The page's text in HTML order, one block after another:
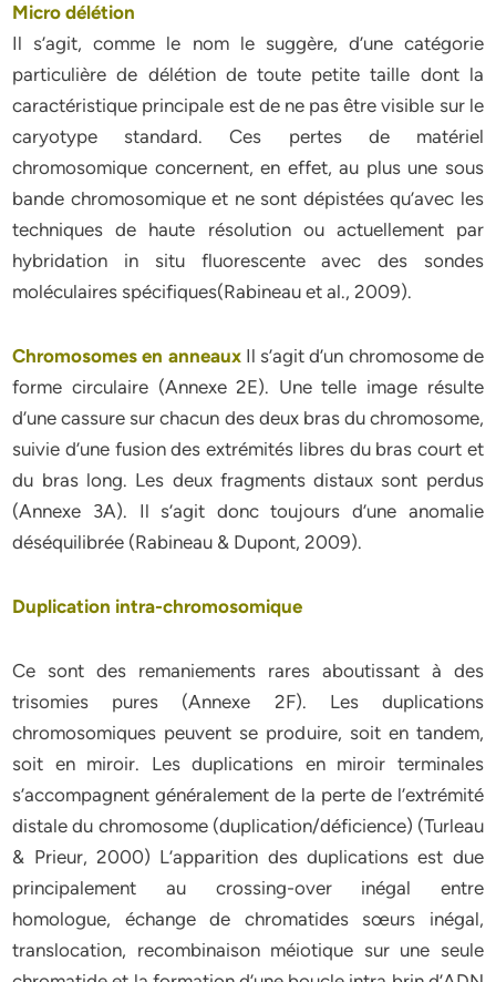
Micro délétion
Il s’agit, comme le nom le suggère, d’une catégorie
particulière de délétion de toute petite taille dont la
caractéristique principale est de ne pas être visible sur le
caryotype standard. Ces pertes de matériel
chromosomique concernent, en effet, au plus une sous
bande chromosomique et ne sont dépistées qu’avec les
techniques de haute résolution ou actuellement par
hybridation in situ fluorescente avec des sondes
moléculaires spécifiques(Rabineau et al., 2009).
Chromosomes en anneaux Il s’agit d’un chromosome de
forme circulaire (Annexe 2E). Une telle image résulte
d’une cassure sur chacun des deux bras du chromosome,
suivie d’une fusion des extrémités libres du bras court et
du bras long. Les deux fragments distaux sont perdus
(Annexe 3A). Il s’agit donc toujours d’une anomalie
déséquilibrée (Rabineau & Dupont, 2009).
Duplication intra-chromosomique
Ce sont des remaniements rares aboutissant à des
trisomies pures (Annexe 2F). Les duplications
chromosomiques peuvent se produire, soit en tandem,
soit en miroir. Les duplications en miroir terminales
s’accompagnent généralement de la perte de l’extrémité
distale du chromosome (duplication/déficience) (Turleau
& Prieur, 2000) L’apparition des duplications est due
principalement au crossing-over inégal entre
homologue, échange de chromatides sœurs inégal,
translocation, recombinaison méiotique sur une seule